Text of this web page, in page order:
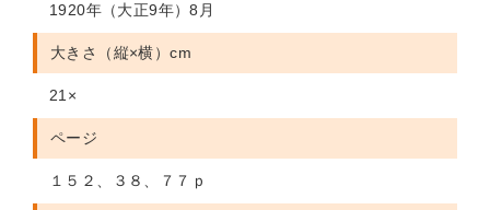
1920年（大正9年）8月
大きさ（縦×横）cm
21×
ページ
１５２、３８、７７ｐ